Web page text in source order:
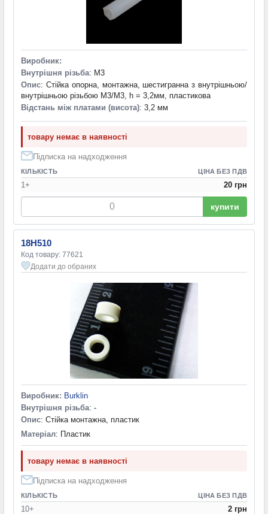
Виробник:
Внутрішня різьба: M3
Опис: Стійка опорна, монтажна, шестигранна з внутрішньою/
внутрішньою різьбою M3/M3, h = 3,2мм, пластикова
Відстань між платами (висота): 3,2 мм
товару немає в наявності
Підписка на надходження
КІЛЬКІСТЬ ЦІНА БЕЗ ПДВ
1+ 20 грн
купити
18H510
Код товару: 77621
Додати до обраних
Виробник: Burklin
Внутрішня різьба: -
Опис: Стійка монтажна, пластик
Матеріал: Пластик
товару немає в наявності
Підписка на надходження
КІЛЬКІСТЬ ЦІНА БЕЗ ПДВ
10+ 2 грн